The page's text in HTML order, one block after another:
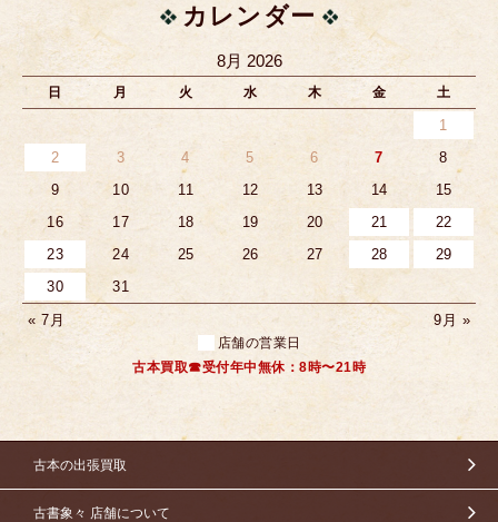
カレンダー
8月 2026
日 月 火 水 木 金 土
1
2
3 4 5 6 7
8
9
10 11 12 13 14
15
16
17 18 19 20 21
22
23
24 25 26 27 28
29
30
31
« 7月
9月 »
店舗の営業日
古本買取☎受付年中無休：8時〜21時
古本の出張買取
古書象々 店舗について